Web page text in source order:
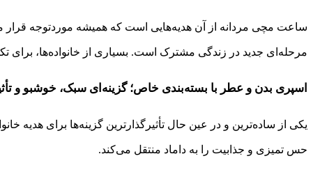
ساعت مچی مردانه از آن هدیه‌هایی است که همیشه موردتوجه قرار
مرحله‌ای جدید در زندگی مشترک است. بسیاری از خانواده‌ها،
اسپری بدن و عطر با بسته‌بندی خاص؛ گزینه‌ای سبک، خوشبو و
یکی از ساده‌ترین و در عین حال تأثیرگذارترین گزینه‌ها برای
حس تمیزی و جذابیت را به داماد منتقل می‌کند.